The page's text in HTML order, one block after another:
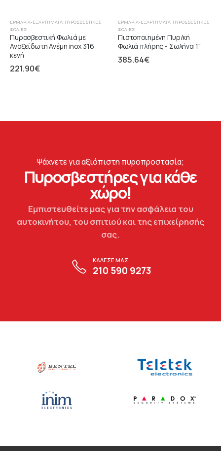
ΕΡΜΆΡΙΑ-ΕΞΑΡΤΉΜΑΤΑ ΠΥΡΟΣΒΕΣΤΙΚΈΣ
ΦΩΛΙΈΣ
Πυροσβεστική Φωλιά με
Ανοξείδωτη Ανέμη inox 316
κενή
221.90€
ΕΡΜΆΡΙΑ-ΕΞΑΡΤΉΜΑΤΑ ΠΥΡΟΣΒΕΣΤΙΚΈΣ
ΦΩΛΙΈΣ
Πιστοποιημένη Πυρ/κή
Φωλιά πλήρης - Σωλήνα 1"
385.64€
Ψάχνετε για αξιόπιστη πυροπροστασία;
Πυροσβεστήρες για κάθε
χώρο!
Εμπιστευθείτε μας για την ασφάλεια του
αυτοκινήτου, του σπιτιού και της επιχείρησής
σας.
ΚΑΛΕΣΕ ΜΑΣ
210 590 9273